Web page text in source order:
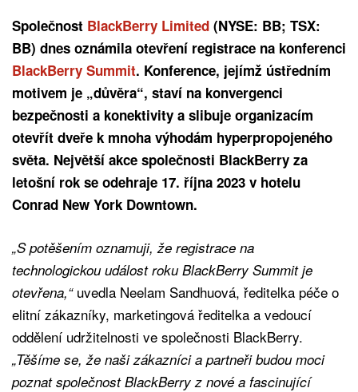
Společnost BlackBerry Limited (NYSE: BB; TSX:
BB) dnes oznámila otevření registrace na konferenci
BlackBerry Summit. Konference, jejímž ústředním
motivem je „důvěra“, staví na konvergenci
bezpečnosti a konektivity a slibuje organizacím
otevřít dveře k mnoha výhodám hyperpropojeného
světa. Největší akce společnosti BlackBerry za
letošní rok se odehraje 17. října 2023 v hotelu
Conrad New York Downtown.
„S potěšením oznamuji, že registrace na
technologickou událost roku BlackBerry Summit je
otevřena,“uvedla Neelam Sandhuová, ředitelka péče o
elitní zákazníky, marketingová ředitelka a vedoucí
oddělení udržitelnosti ve společnosti BlackBerry.
„Těšíme se, že naši zákazníci a partneři budou moci
poznat společnost BlackBerry z nové a fascinující